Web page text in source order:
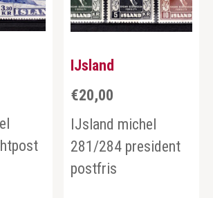
IJsland
€20,00
IJsland michel
281/284 president
postfris